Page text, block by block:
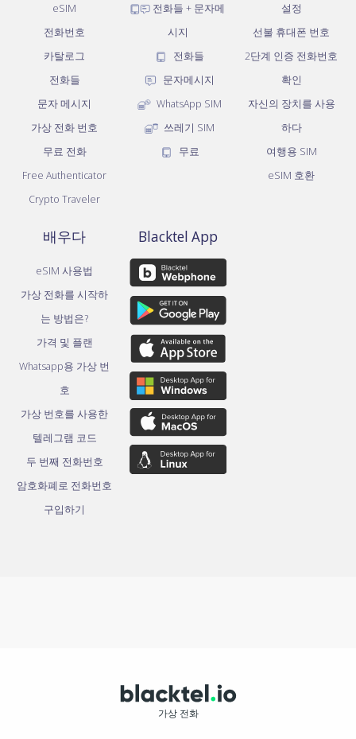
eSIM
전화번호
카탈로그
전화들
문자 메시지
가상 전화 번호
무료 전화
Free Authenticator
Crypto Traveler
전화들 + 문자메
시지
전화들
문자메시지
WhatsApp SIM
쓰레기 SIM
무료
설정
선불 휴대폰 번호
2단계 인증 전화번호
확인
자신의 장치를 사용
하다
여행용 SIM
eSIM 호환
배우다
eSIM 사용법
가상 전화를 시작하
는 방법은?
가격 및 플랜
Whatsapp용 가상 번
호
가상 번호를 사용한
텔레그램 코드
두 번째 전화번호
암호화폐로 전화번호
구입하기
Blacktel App
가상 전화